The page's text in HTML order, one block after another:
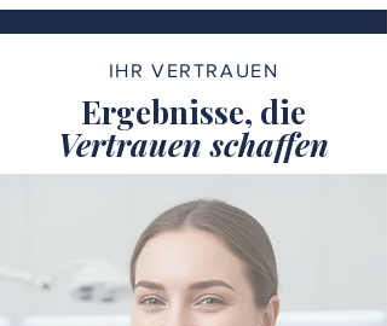
IHR VERTRAUEN
Ergebnisse, die
Vertrauen schaffen